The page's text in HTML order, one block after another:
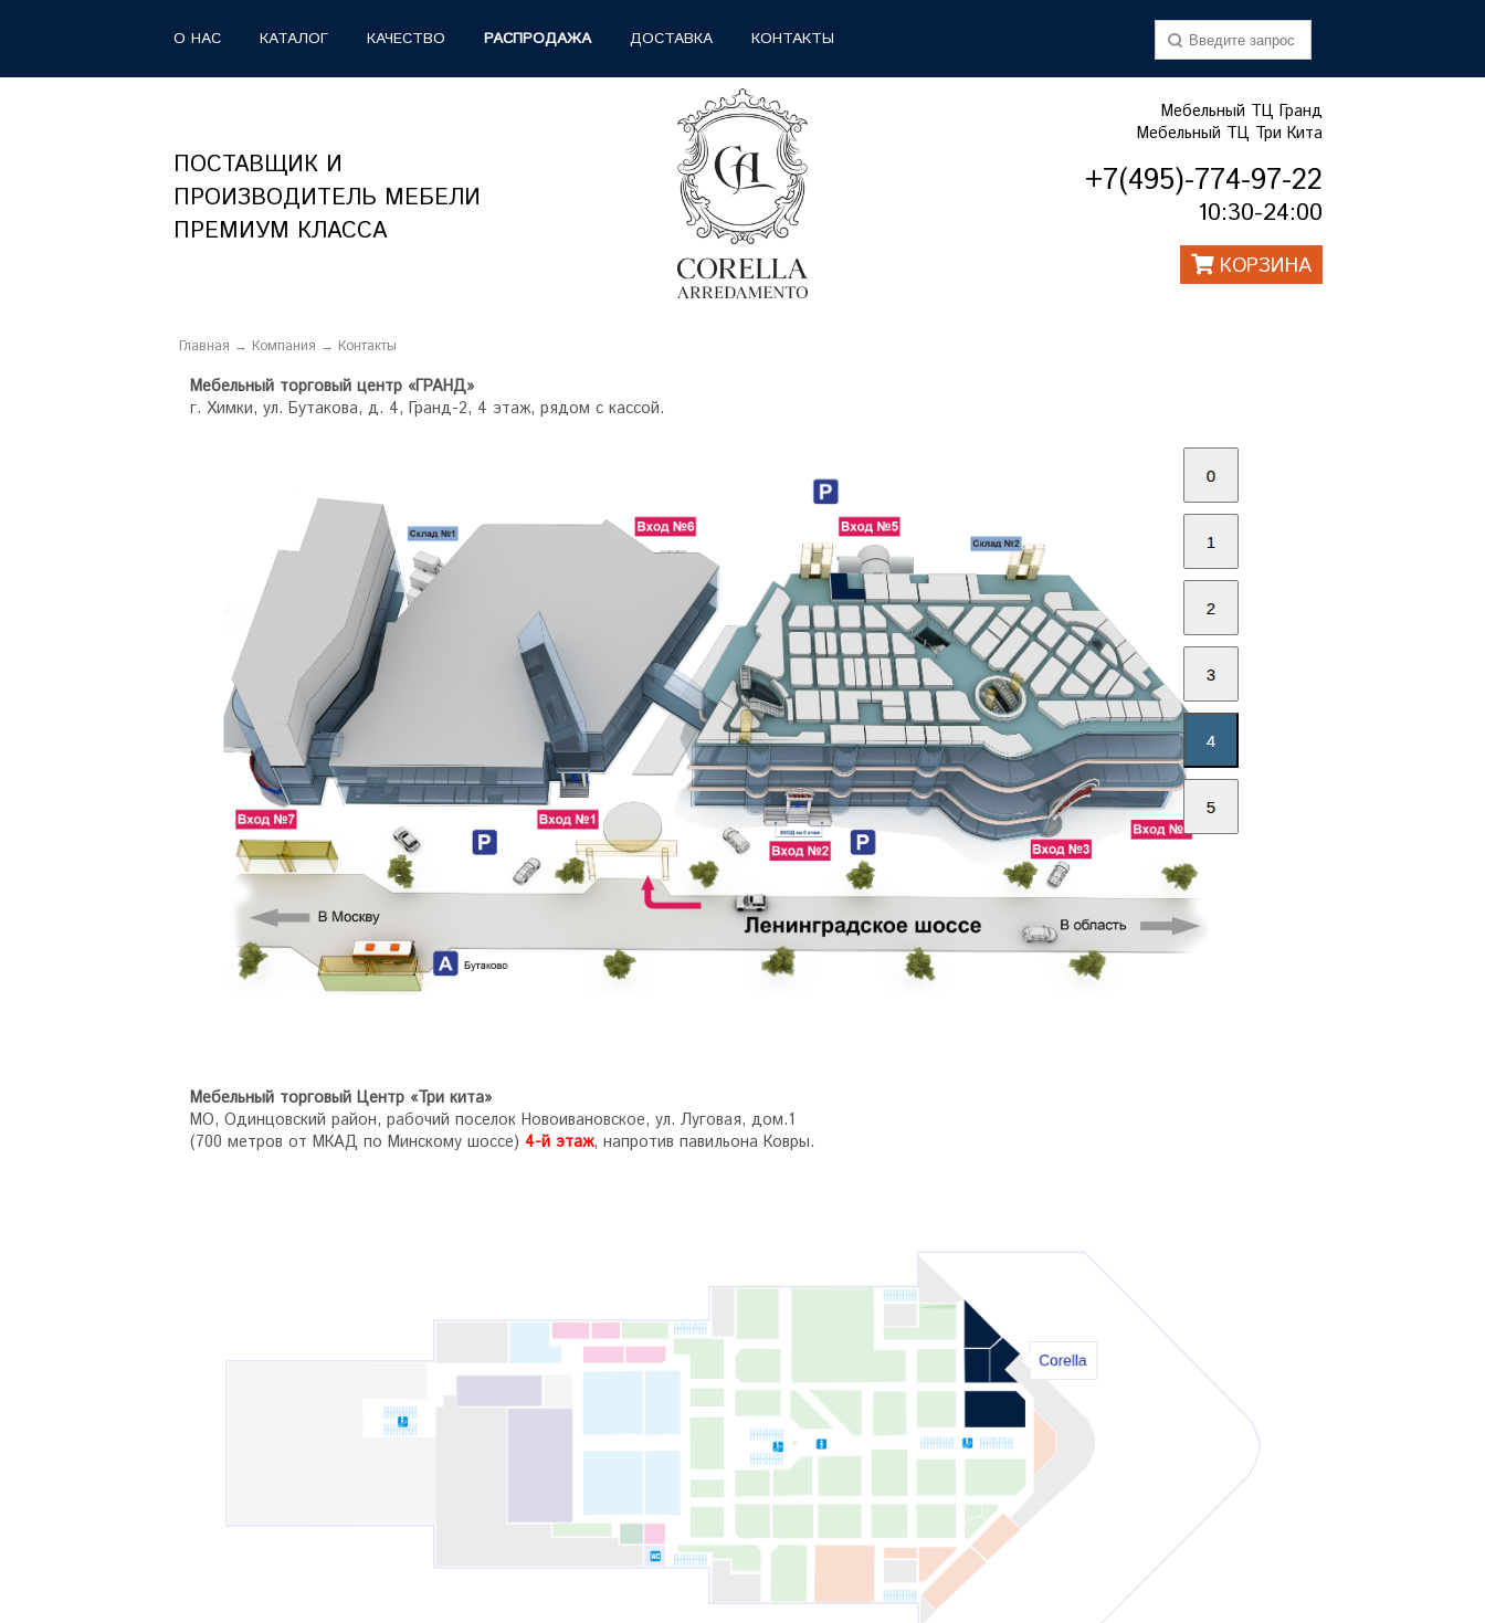
О НАС КАТАЛОГ КАЧЕСТВО РАСПРОДАЖА ДОСТАВКА КОНТАКТЫ
+7(495)-774-97-22
10:30-24:00
КОРЗИНА
Мебельный ТЦ Гранд
Мебельный ТЦ Три Кита
ПОСТАВЩИК И
ПРОИЗВОДИТЕЛЬ МЕБЕЛИ
ПРЕМИУМ КЛАССА
Главная → Компания → Контакты
Мебельный торговый центр «ГРАНД»
г. Химки, ул. Бутакова, д. 4, Гранд-2, 4 этаж, рядом с кассой.
Мебельный торговый Центр «Три кита»
МО, Одинцовский район, рабочий поселок Новоивановское, ул. Луговая, дом.1
(700 метров от МКАД по Минскому шоссе) 4-й этаж, напротив павильона Ковры.